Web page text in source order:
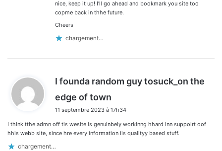
nice, keep it up! I’ll go ahead and bookmark you site too
copme back in thhe future.
Cheers
chargement…
I founda random guy tosuck_on the
edge of town
t
:
11 septembre 2023 à 17h34
I think tthe admn off tis wesite is genuinbely workinng hhard inn suppolrt oof
hhis webb site, since hre every information iis qualityy based stuff.
chargement…